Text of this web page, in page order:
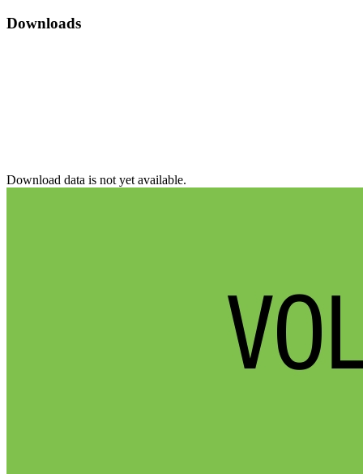
Downloads
Download data is not yet available.